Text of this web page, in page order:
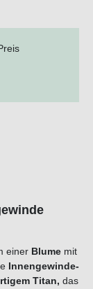
einer Blume mit
Innengewinde-
Titan, das